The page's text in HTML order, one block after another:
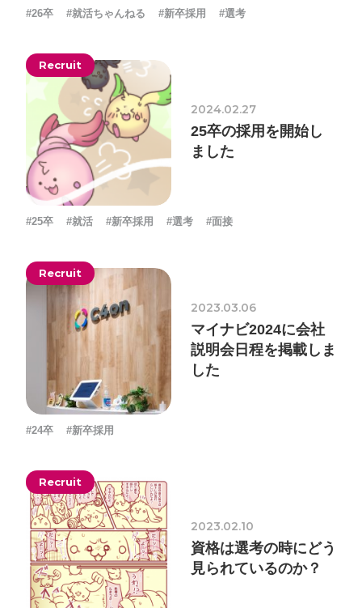
福利厚生 #第3の賃上げ
サービス #行事 #選考 #面接
東京都千代田区内神田2-12-5 内山ビル 3F
プライバシーポリシー
ソーシャルメディアガイドライン
#26卒 #就活ちゃんねる #新卒採用 #選考
Recruit
2024.02.27
25卒の採用を開始し
ました
#25卒 #就活 #新卒採用 #選考 #面接
Recruit
2023.03.06
マイナビ2024に会社
説明会日程を掲載しま
した
#24卒 #新卒採用
Recruit
2023.02.10
資格は選考の時にどう
見られているのか？